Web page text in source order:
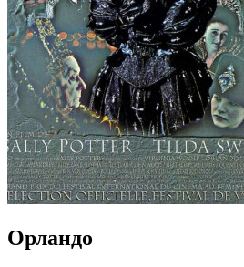
Орландо